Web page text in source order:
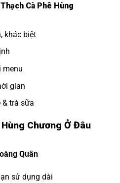
Cà Phê Hùng
khác biệt
menu
gian
& trà sữa
Chương Ở Đâu
Quân
sử dụng dài